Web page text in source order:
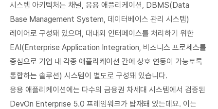
시스템 아키텍처는 채널, 응용 애플리케이션, DBMS(Data
Base Management System, 데이터베이스 관리 시스템)
레이어로 구성돼 있으며, 대내외 인터페이스를 처리하기 위한
EAI(Enterprise Application Integration, 비즈니스 프로세스를
중심으로 기업 내 각종 애플리케이션 간에 상호 연동이 가능토록
통합하는 솔루션) 시스템이 별도로 구성돼 있습니다.
응용 애플리케이션에는 다수의 금융권 차세대 시스템에서 검증된
DevOn Enterprise 5.0 프레임워크가 탑재돼 있는데요. 이는